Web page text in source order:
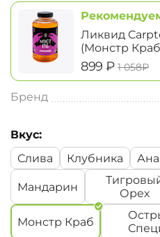
Ликвид
(Монстр
‍899‍ ₽ ‍1 058‍₽
Бренд
Вкус:
Слива
Клубника
Мандарин
Орех
Монстр Краб